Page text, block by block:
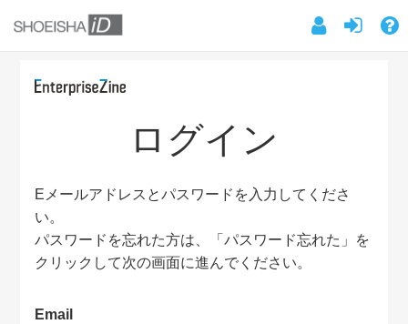
ログイン
Eメールアドレスとパスワードを入力してくださ
い。
パスワードを忘れた方は、「パスワード忘れた」を
クリックして次の画面に進んでください。
Email